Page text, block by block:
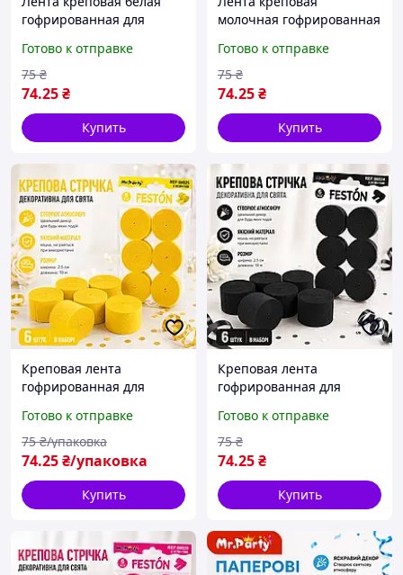
гофрированная для
2,5см×10м
Готово к отправке
74.25₴
75 ₴
Купить
молочная гофрированная
Готово к отправке
74.25₴
75 ₴
Купить
Креповая лента
гофрированная для
Желтая 6 шт/уп
Готово к отправке
74.25₴/упаковка
75 ₴/упаковка
Купить
Креповая лента
гофрированная для
Черная 6шт/уп
Готово к отправке
74.25₴
75 ₴
Купить